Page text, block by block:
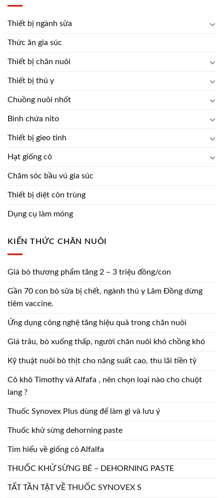
Thiết bị ngành sữa
Thức ăn gia súc
Thiết bị chăn nuôi
Thiết bị thú y
Chuồng nuôi nhốt
Bình chứa nito
Thiết bị gieo tinh
Hạt giống cỏ
Chăm sóc bầu vú gia súc
Thiết bị diệt côn trùng
Dụng cụ làm móng
KIẾN THỨC CHĂN NUÔI
Giá bò thương phẩm tăng 2 – 3 triệu đồng/con
Gần 70 con bò sữa bị chết, ngành thú y Lâm Đồng dừng
tiêm vaccine.
Ứng dụng công nghệ tăng hiệu quả trong chăn nuôi
Giá trâu, bò xuống thấp, người chăn nuôi khó chồng khó
Kỹ thuật nuôi bò thịt cho năng suất cao, thu lãi tiền tỷ
Cỏ khô Timothy và Alfafa , nên chọn loại nào cho chuột
lang ?
Thuốc Synovex Plus dùng để làm gì và lưu ý
Thuốc khử sừng dehorning paste
Tìm hiểu về giống cỏ Alfalfa
THUỐC KHỬ SỪNG BÊ – DEHORNING PASTE
TẤT TẦN TẬT VỀ THUỐC SYNOVEX S